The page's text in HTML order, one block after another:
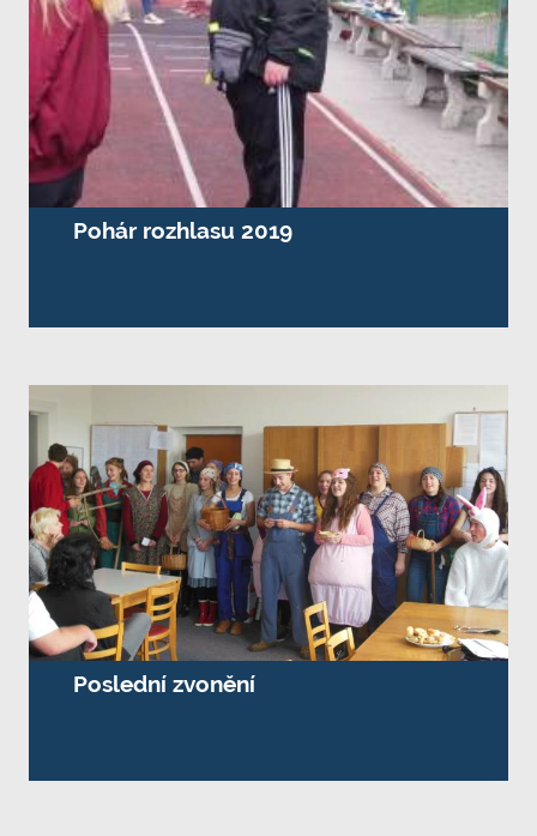
Pohár rozhlasu 2019
Poslední zvonění